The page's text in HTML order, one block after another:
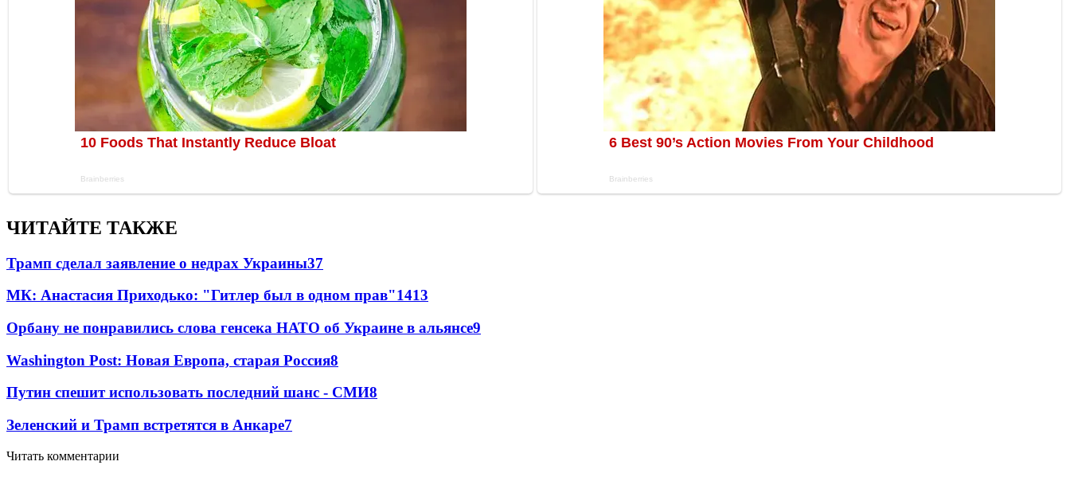
ЧИТАЙТЕ ТАКЖЕ
Трамп сделал заявление о недрах Украины37
МК: Анастасия Приходько: "Гитлер был в одном прав"1413
Орбану не понравились слова генсека НАТО об Украине в альянсе9
Washington Post: Новая Европа, старая Россия8
Путин спешит использовать последний шанс - СМИ8
Зеленский и Трамп встретятся в Анкаре7
Читать комментарии